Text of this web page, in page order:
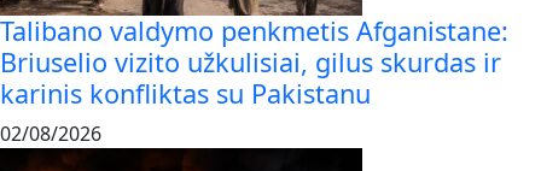
Talibano valdymo penkmetis Afganistane:
Briuselio vizito užkulisiai, gilus skurdas ir
karinis konfliktas su Pakistanu
02/08/2026